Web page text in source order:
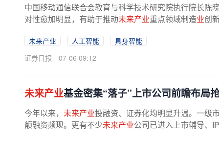
中国移动通信联合会教育与科学技术研究院执行院长陈
对性愈加明显，有助于推动未来产业重点领域制造业创
未来产业 人工智能
具身智能
证券日报
07-06 09:12
未来产业基金密集“落子”上市公司前瞻布局
今年以来， 未来产业投融资、证券化均明显升温。一级
额融资频现。更有不少未来产业公司已进入上市辅导、